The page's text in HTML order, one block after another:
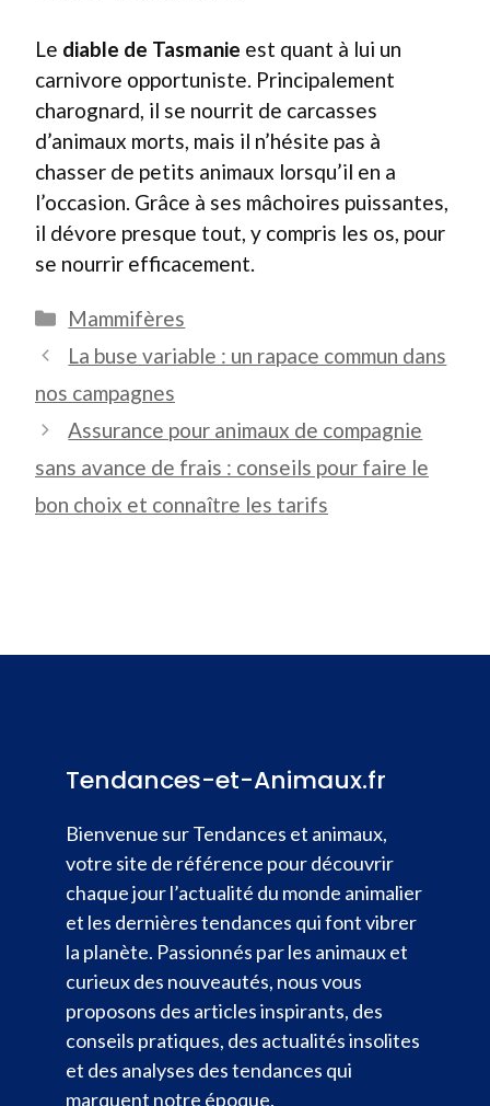
Le diable de Tasmanie est quant à lui un
carnivore opportuniste. Principalement
charognard, il se nourrit de carcasses
d’animaux morts, mais il n’hésite pas à
chasser de petits animaux lorsqu’il en a
l’occasion. Grâce à ses mâchoires puissantes,
il dévore presque tout, y compris les os, pour
se nourrir efficacement.
Catégories
Mammifères
La buse variable : un rapace commun dans
nos campagnes
Assurance pour animaux de compagnie
sans avance de frais : conseils pour faire le
bon choix et connaître les tarifs
Tendances-et-Animaux.fr
Bienvenue sur Tendances et animaux,
votre site de référence pour découvrir
chaque jour l’actualité du monde animalier
et les dernières tendances qui font vibrer
la planète. Passionnés par les animaux et
curieux des nouveautés, nous vous
proposons des articles inspirants, des
conseils pratiques, des actualités insolites
et des analyses des tendances qui
marquent notre époque.